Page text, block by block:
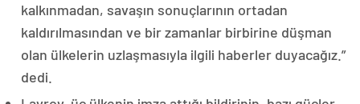
kalkınmadan, savaşın sonuçlarının ortadan
kaldırılmasından ve bir zamanlar birbirine düşman
olan ülkelerin uzlaşmasıyla ilgili haberler duyacağız.”
dedi.